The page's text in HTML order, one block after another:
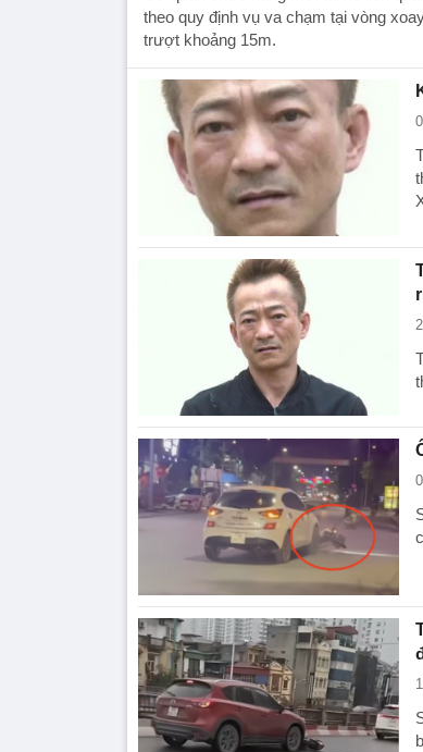
theo quy định vụ va chạm tại vòng
trượt khoảng 15m.